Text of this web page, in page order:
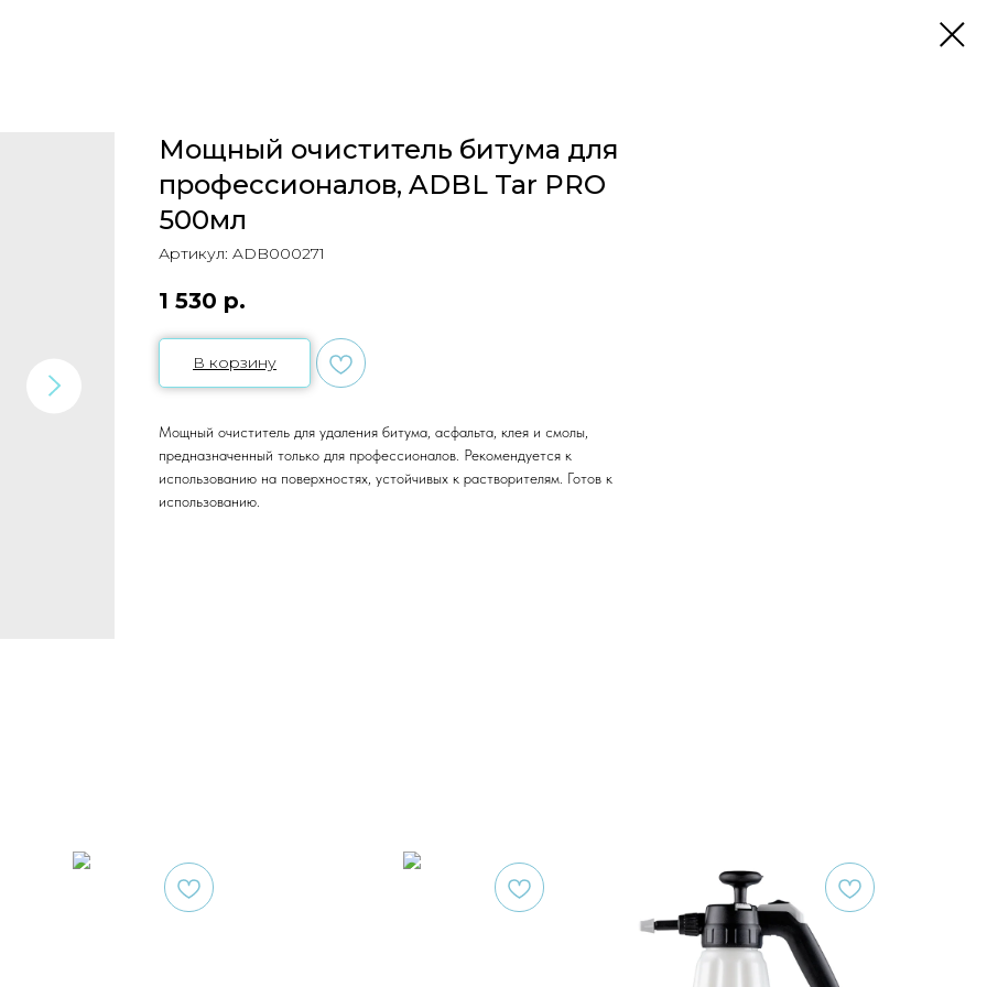
Мощный очиститель битума для
профессионалов, ADBL Tar PRO
500мл
Артикул: ADB000271
1 530 р.
В корзину
Мощный очиститель для удаления битума, асфальта, клея и смолы,
предназначенный только для профессионалов. Рекомендуется к
использованию на поверхностях, устойчивых к растворителям. Готов к
использованию.